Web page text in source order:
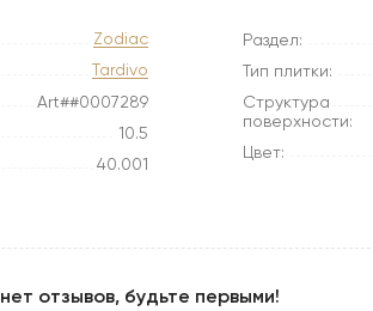
Zodiac
Tardivo
Art##0007289
10.5
40.001
Раздел:
Тип плитки:
Структура
поверхности:
Цвет:
отзывов, будьте первыми!